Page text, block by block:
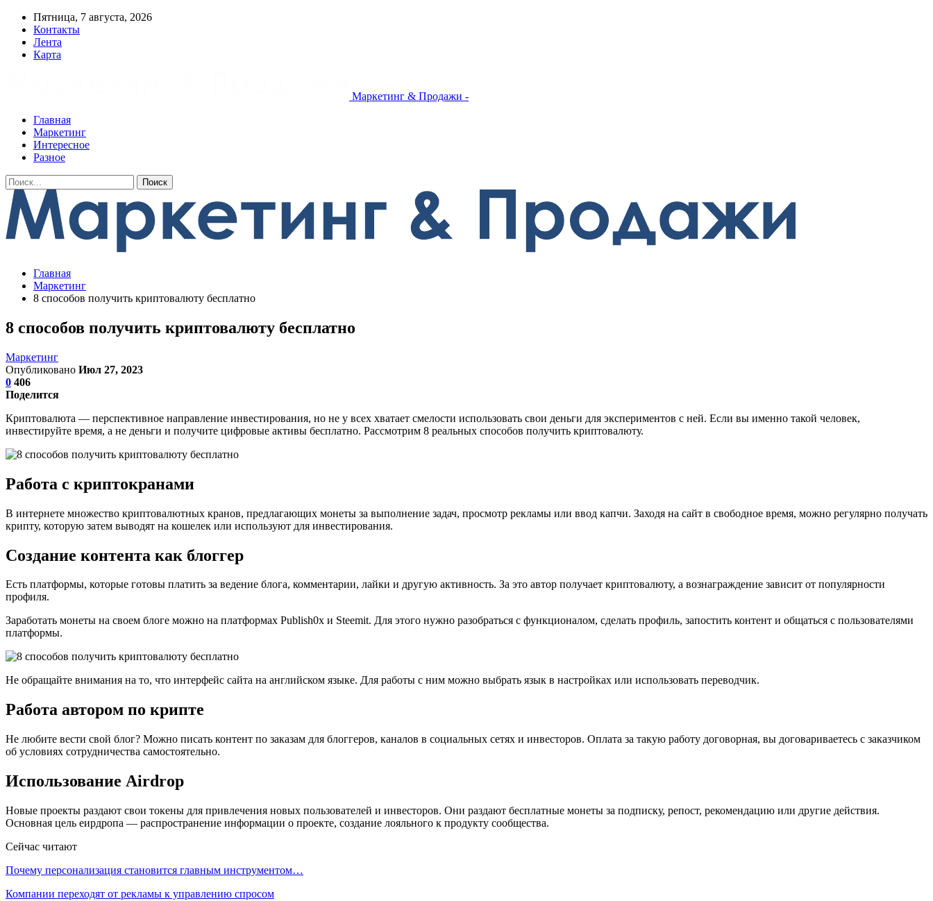
Пятница, 7 августа, 2026
Контакты
Лента
Карта
Маркетинг & Продажи -
Главная
Маркетинг
Интересное
Разное
Главная
Маркетинг
8 способов получить криптовалюту бесплатно
8 способов получить криптовалюту бесплатно
Маркетинг
Опубликовано Июл 27, 2023
0 406
Поделится
Криптовалюта — перспективное направление инвестирования, но не у всех хватает смелости использовать свои деньги для экспериментов с ней. Если вы именно такой человек,
инвестируйте время, а не деньги и получите цифровые активы бесплатно. Рассмотрим 8 реальных способов получить криптовалюту.
Работа с криптокранами
В интернете множество криптовалютных кранов, предлагающих монеты за выполнение задач, просмотр рекламы или ввод капчи. Заходя на сайт в свободное время, можно регулярно получать
крипту, которую затем выводят на кошелек или используют для инвестирования.
Создание контента как блоггер
Есть платформы, которые готовы платить за ведение блога, комментарии, лайки и другую активность. За это автор получает криптовалюту, а вознаграждение зависит от популярности
профиля.
Заработать монеты на своем блоге можно на платформах Publish0x и Steemit. Для этого нужно разобраться с функционалом, сделать профиль, запостить контент и общаться с пользователями
платформы.
Не обращайте внимания на то, что интерфейс сайта на английском языке. Для работы с ним можно выбрать язык в настройках или использовать переводчик.
Работа автором по крипте
Не любите вести свой блог? Можно писать контент по заказам для блоггеров, каналов в социальных сетях и инвесторов. Оплата за такую работу договорная, вы договариваетесь с заказчиком
об условиях сотрудничества самостоятельно.
Использование Airdrop
Новые проекты раздают свои токены для привлечения новых пользователей и инвесторов. Они раздают бесплатные монеты за подписку, репост, рекомендацию или другие действия.
Основная цель еирдропа — распространение информации о проекте, создание лояльного к продукту сообщества.
Сейчас читают
Почему персонализация становится главным инструментом…
Компании переходят от рекламы к управлению спросом